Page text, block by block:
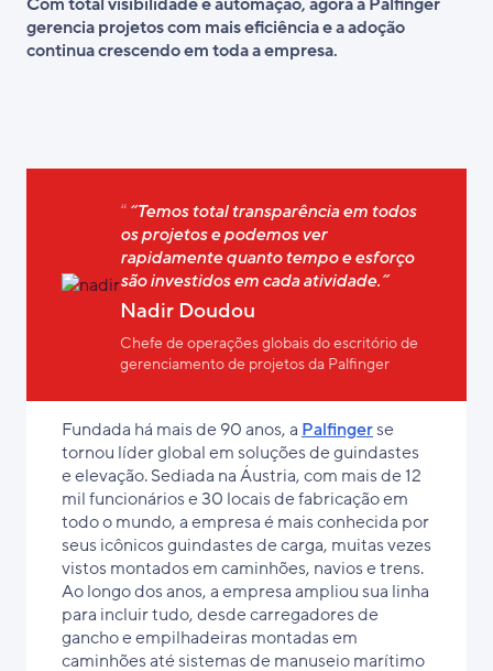
gerencia projetos com mais eficiência e a adoção
continua crescendo em toda a empresa.
“Temos total transparência em todos
os projetos e podemos ver
rapidamente quanto tempo e esforço
são investidos em cada atividade.”
Nadir Doudou
Chefe de operações globais do escritório de
gerenciamento de projetos da Palfinger
Fundada há mais de 90 anos, a Palfingerse
tornou líder global em soluções de guindastes
e elevação. Sediada na Áustria, com mais de 12
mil funcionários e 30 locais de fabricação em
todo o mundo, a empresa é mais conhecida por
seus icônicos guindastes de carga, muitas vezes
vistos montados em caminhões, navios e trens.
Ao longo dos anos, a empresa ampliou sua linha
para incluir tudo, desde carregadores de
gancho e empilhadeiras montadas em
caminhões até sistemas de manuseio marítimo